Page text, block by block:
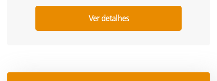
Ver detalhes